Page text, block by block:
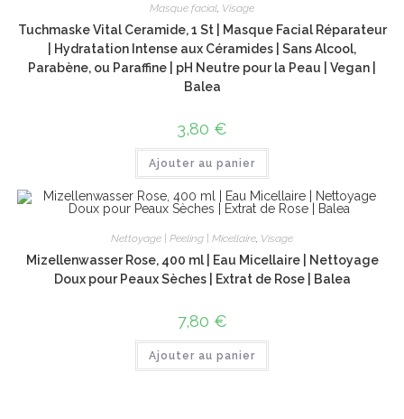
Masque facial Visage
Tuchmaske Vital Ceramide, 1 St | Masque Facial Réparateur
| Hydratation Intense aux Céramides | Sans Alcool,
Parabène, ou Paraffine | pH Neutre pour la Peau | Vegan |
Balea
3,80 €
Ajouter au panier
Nettoyage | Peeling | Micellaire, Visage
Mizellenwasser Rose, 400 ml | Eau Micellaire | Nettoyage
Doux pour Peaux Sèches | Extrat de Rose | Balea
7,80 €
Ajouter au panier